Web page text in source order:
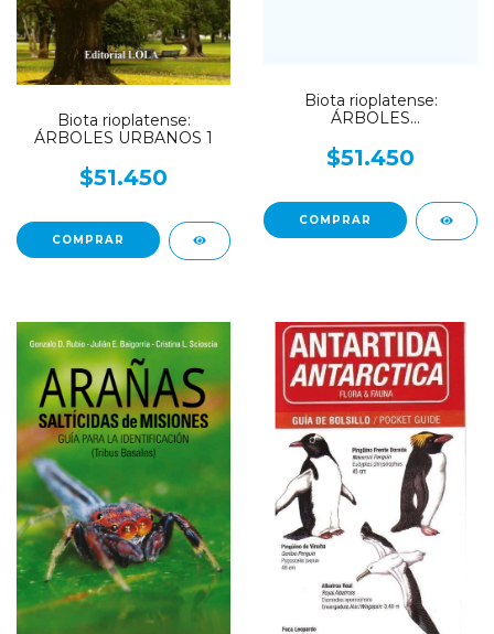
Biota rioplatense:
ÁRBOLES URBANOS 1
$51.450
Biota rioplatense:
ÁRBOLES
$51.450